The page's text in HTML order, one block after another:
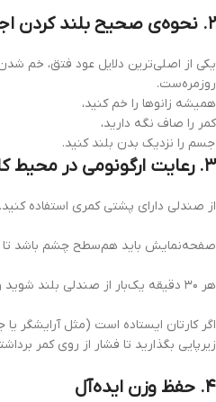
۲. نحوه‌ی صحیح بلند کردن اجسام
یکی از اصلی‌ترین دلایل عود فتق، خم
روزمره‌ست.
همیشه زانوها را خم کنید،
کمر را صاف نگه دارید،
جسم را نزدیک بدن بلند کنید.
۳. رعایت ارگونومی در محیط کار
از صندلی دارای پشتی کمری استفاده کنید.
صفحه‌نمایش باید هم‌سطح چشم باشد تا
هر ۳۰ دقیقه یک‌بار از صندلی بلند شوید و چند قدم راه بروید.
اگر کارتان ایستاده است (مثل آرایشگر
زیرپایی بگذارید تا فشار از روی کمر
۴. حفظ وزن ایده‌آل